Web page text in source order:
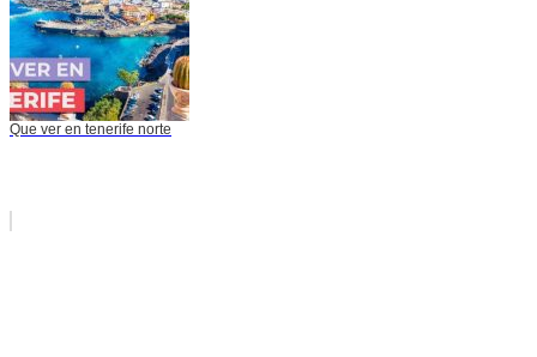
Que ver en tenerife norte